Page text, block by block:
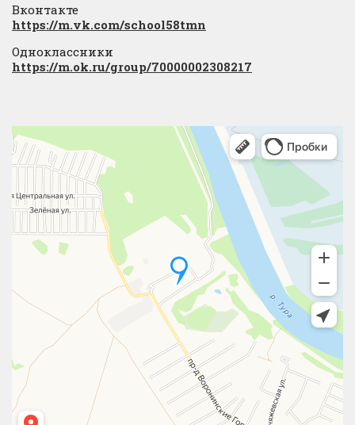
Вконтакте
https://m.vk.com/school58tmn
Одноклассники
https://m.ok.ru/group/70000002308217